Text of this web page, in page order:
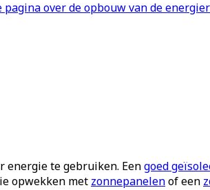
pagina over de opbouw van de
energie te gebruiken. Eengoed
opwekken met zonnepanelenof een